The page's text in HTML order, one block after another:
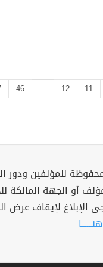
11
12
...
46
للمؤلفين ودور
أو الجهة المالكة
الإبلاغ لإيقاف عرض
هنــــــا